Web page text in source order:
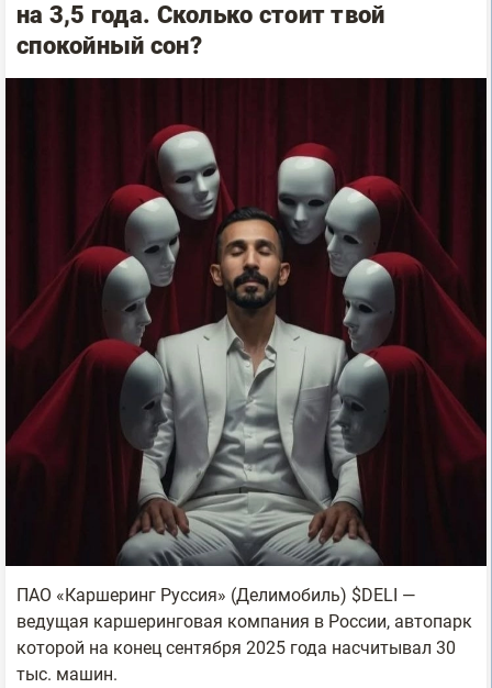
на 3,5 года. Сколько стоит твой
спокойный сон?
ПАО «Каршеринг Руссия» (Делимобиль) $DELI —
ведущая каршеринговая компания в России, автопарк
которой на конец сентября 2025 года насчитывал 30
тыс. машин.